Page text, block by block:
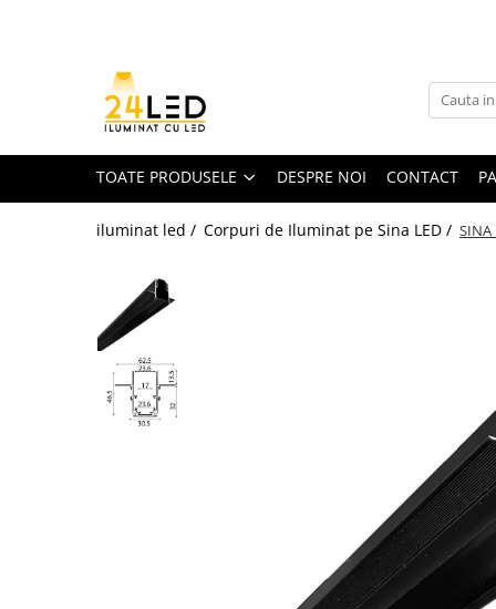
Toate Produsele
Banda Led COB
Banda LED 12V
Banda LED RGB
Banda LED 24V
Furtun Luminos
Banda LED 220V
Banda Digitala
Accesorii banda led
TOATE PRODUSELE DESPRE NOI CONTACT
iluminat led / Corpuri de Iluminat pe Sina LED / SINA